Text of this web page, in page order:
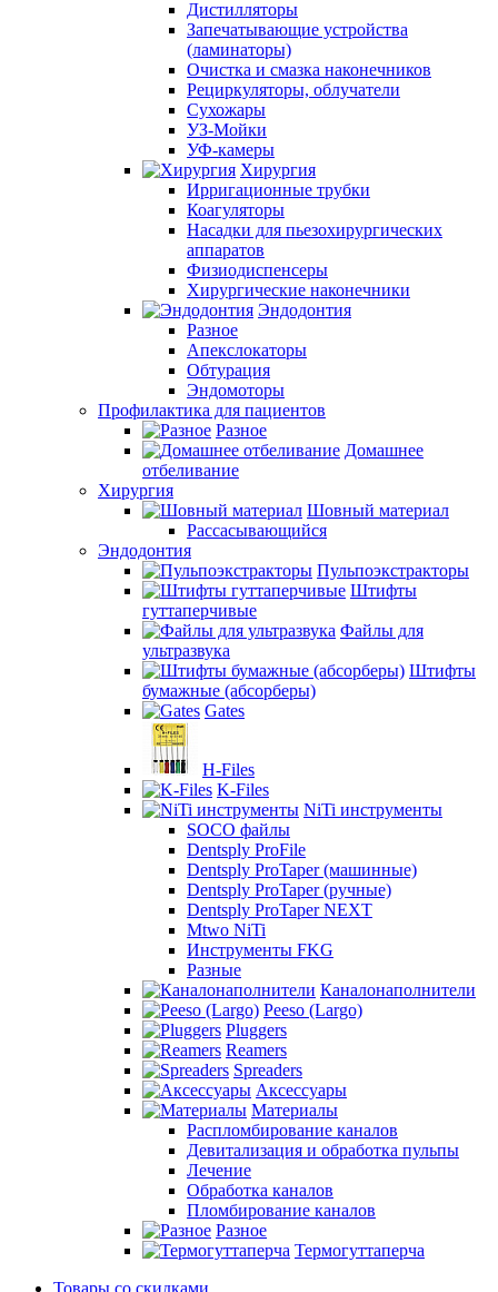
Дистилляторы
Запечатывающие устройства
(ламинаторы)
Очистка и смазка наконечников
Рециркуляторы, облучатели
Сухожары
УЗ-Мойки
УФ-камеры
Хирургия
Ирригационные трубки
Коагуляторы
Насадки для пьезохирургических
аппаратов
Физиодиспенсеры
Хирургические наконечники
Эндодонтия
Разное
Апекслокаторы
Обтурация
Эндомоторы
Профилактика для пациентов
Разное
Домашнее
отбеливание
Хирургия
Шовный материал
Рассасывающийся
Эндодонтия
Пульпоэкстракторы
Штифты
гуттаперчивые
Файлы для
ультразвука
Штифты
бумажные (абсорберы)
Gates
H-Files
K-Files
NiTi инструменты
SOCO файлы
Dentsply ProFile
Dentsply ProTaper (машинные)
Dentsply ProTaper (ручные)
Dentsply ProTaper NEXT
Mtwo NiTi
Инструменты FKG
Разные
Каналонаполнители
Peeso (Largo)
Pluggers
Reamers
Spreaders
Аксессуары
Материалы
Распломбирование каналов
Девитализация и обработка пульпы
Лечение
Обработка каналов
Пломбирование каналов
Разное
Термогуттаперча
Товары со скидками